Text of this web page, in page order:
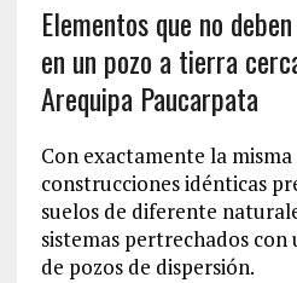
Elementos que no
en un pozo a tierra
Arequipa Paucarpata
Con exactamente la
construcciones idénticas
suelos de diferente
sistemas pertrechados
de pozos de dispersión.